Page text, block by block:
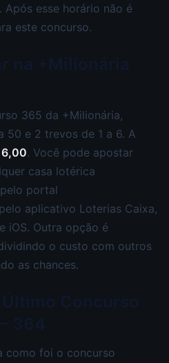
esse horário não é
este concurso.
365 da +Milionária,
50 e 2 trevos de 1 a 6. A
6,00. Você pode apostar
casa lotérica
portal
aplicativo Loterias Caixa,
iOS. Outra opção é
o custo com outros
as chances.
como foi o concurso